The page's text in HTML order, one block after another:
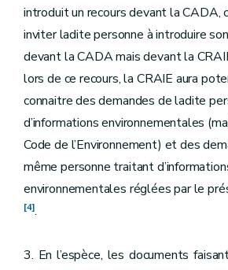
introduit un recours devant la CADA,
inviter ladite personne à introduire
devant la CADA mais devant la
lors de ce recours, la CRAIE aura
connaitre des demandes de ladite
d’informations environnementales
Code de l’Environnement) et des
même personne traitant
environnementales réglées par le
[4].
3. En l’espèce, les documents